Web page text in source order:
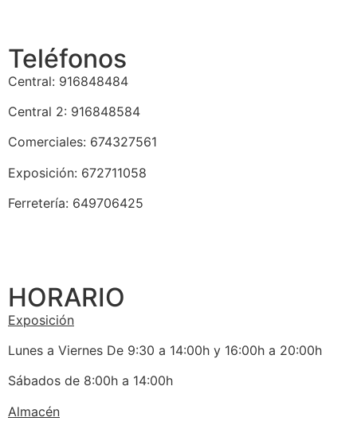
Teléfonos
Central: 916848484
Central 2: 916848584
Comerciales: 674327561
Exposición: 672711058
Ferretería: 649706425
HORARIO
Exposición
Lunes a Viernes De 9:30 a 14:00h y 16:00h a 20:00h
Sábados de 8:00h a 14:00h
Almacén